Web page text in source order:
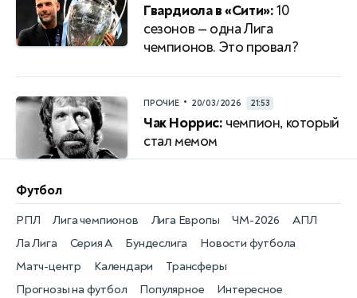
Гвардиола в «Сити»:10
сезонов — одна Лига
чемпионов. Это провал?
ПРОЧИЕ • 20/03/2026 21:53
Чак Норрис: чемпион, который
стал мемом
Футбол
Новости футбола
РПЛ
Матч-центр
Лига чемпионов
Календари
Лига Европы
Трансферы
ЧМ-2026
Прогнозы на футбол
АПЛ
Популярное
Ла Лига
Интересное
Серия А Бундеслига